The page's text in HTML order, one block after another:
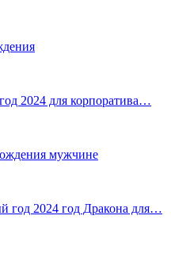
2024 для корпоратива…
мужчине
год 2024 год Дракона для…